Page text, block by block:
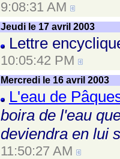
9:08:31 AM
Jeudi le 17 avril 2003
Lettre
10:05:42 PM
Mercredi le 16 avril 2003
L'eau de
boira de l'eau
deviendra en lui
11:50:27 AM